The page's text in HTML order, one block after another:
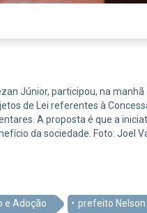
Júnior, participou, na
de Lei referentes à
A proposta é que a
da sociedade. Foto: Joel
e Adoção
prefeito